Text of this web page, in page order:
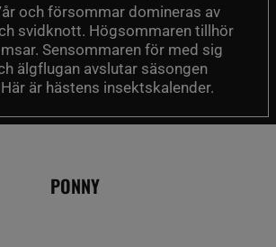
och försommar domineras av
svidknott. Högsommaren tillhör
Sensommaren för med sig
älgflugan avslutar säsongen
är hästens insektskalender.
PONNY